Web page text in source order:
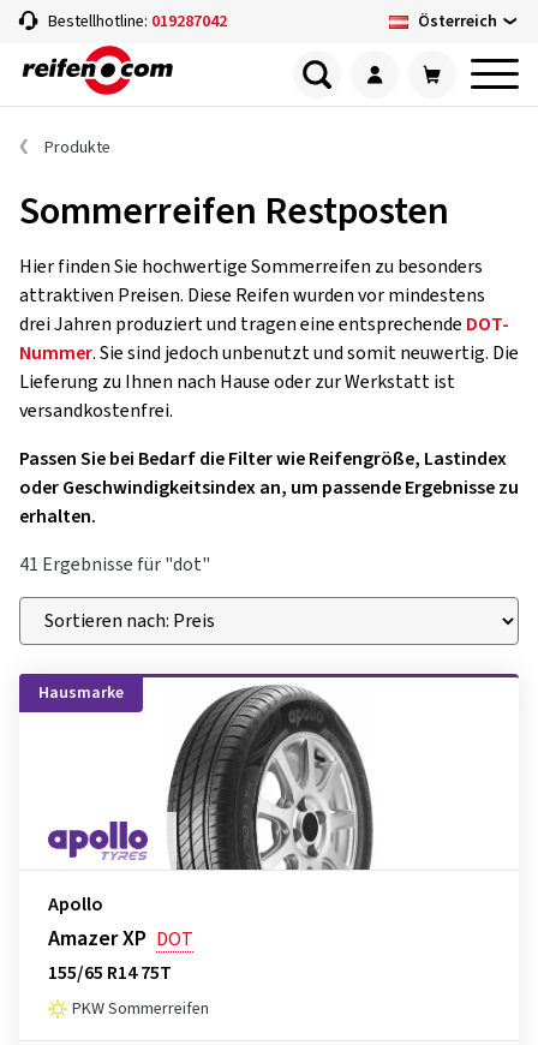
Bestellhotline: 019287042 Österreich
Produkte
Sommerreifen Restposten
Hier finden Sie hochwertige Sommerreifen zu besonders
attraktiven Preisen. Diese Reifen wurden vor mindestens
drei Jahren produziert und tragen eine entsprechende DOT-
Nummer. Sie sind jedoch unbenutzt und somit neuwertig. Die
Lieferung zu Ihnen nach Hause oder zur Werkstatt ist
versandkostenfrei.
Passen Sie bei Bedarf die Filter wie Reifengröße, Lastindex
oder Geschwindigkeitsindex an, um passende Ergebnisse zu
erhalten.
41 Ergebnisse für "dot"
Hausmarke
Apollo
Amazer XP DOT
155/65 R14 75T
PKW Sommerreifen